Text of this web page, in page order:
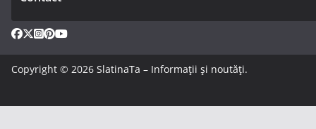
Copyright © 2026 SlatinaTa – Informații și noutăți.